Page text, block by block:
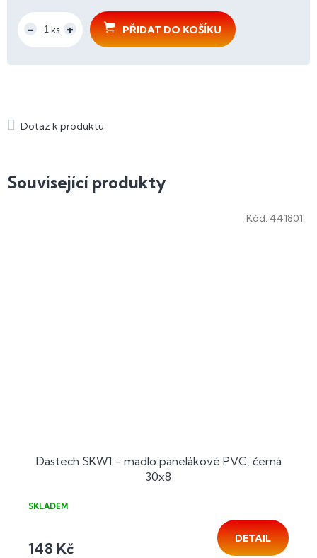
cena:
PŘIDAT DO KOŠÍKU
Související produkty
Dastech SKW1 - madlo panelákové PVC, černá
30x8
SKLADEM
148 Kč
DETAIL
Kód: 441801